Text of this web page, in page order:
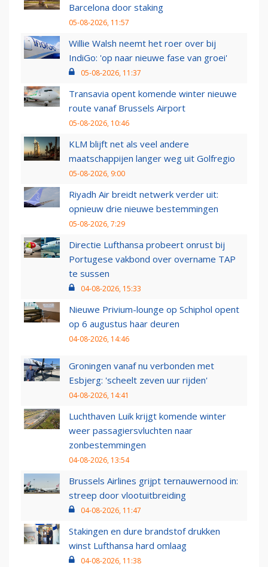
Barcelona door staking
05-08-2026, 11:57
Willie Walsh neemt het roer over bij
IndiGo: 'op naar nieuwe fase van groei'
05-08-2026, 11:37
Transavia opent komende winter nieuwe
route vanaf Brussels Airport
05-08-2026, 10:46
KLM blijft net als veel andere
maatschappijen langer weg uit Golfregio
05-08-2026, 9:00
Riyadh Air breidt netwerk verder uit:
opnieuw drie nieuwe bestemmingen
05-08-2026, 7:29
Directie Lufthansa probeert onrust bij
Portugese vakbond over overname TAP
te sussen
04-08-2026, 15:33
Nieuwe Privium-lounge op Schiphol opent
op 6 augustus haar deuren
04-08-2026, 14:46
Groningen vanaf nu verbonden met
Esbjerg: 'scheelt zeven uur rijden'
04-08-2026, 14:41
Luchthaven Luik krijgt komende winter
weer passagiersvluchten naar
zonbestemmingen
04-08-2026, 13:54
Brussels Airlines grijpt ternauwernood in:
streep door vlootuitbreiding
04-08-2026, 11:47
Stakingen en dure brandstof drukken
winst Lufthansa hard omlaag
04-08-2026, 11:38